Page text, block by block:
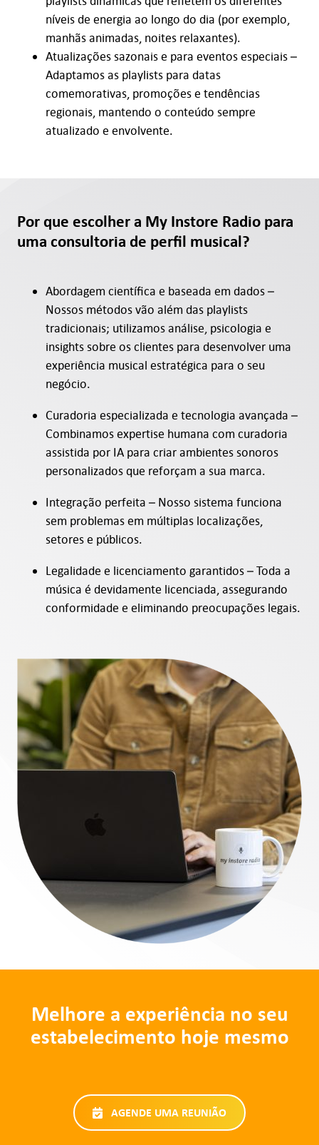
níveis de energia ao longo do dia (por exemplo,
manhãs animadas, noites relaxantes).
Atualizações sazonais e para eventos especiais –
Adaptamos as playlists para datas
comemorativas, promoções e tendências
regionais, mantendo o conteúdo sempre
atualizado e envolvente.
Por que escolher a My Instore Radio para
uma consultoria de perfil musical?
Abordagem científica e baseada em dados –
Nossos métodos vão além das playlists
tradicionais; utilizamos análise, psicologia e
insights sobre os clientes para desenvolver uma
experiência musical estratégica para o seu
negócio.
Curadoria especializada e tecnologia avançada –
Combinamos expertise humana com curadoria
assistida por IA para criar ambientes sonoros
personalizados que reforçam a sua marca.
Integração perfeita – Nosso sistema funciona
sem problemas em múltiplas localizações,
setores e públicos.
Legalidade e licenciamento garantidos – Toda a
música é devidamente licenciada, assegurando
conformidade e eliminando preocupações legais.
Melhore a experiência no seu
estabelecimento hoje mesmo
AGENDE UMA REUNIÃO